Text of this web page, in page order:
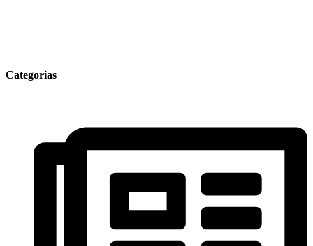
Categorias